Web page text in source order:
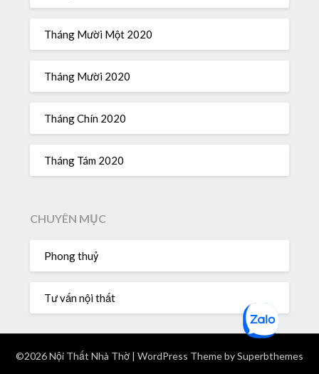
Tháng Mười Một 2020
Tháng Mười 2020
Tháng Chín 2020
Tháng Tám 2020
CHUYÊN MỤC
Phong thuỷ
Tư vấn nội thất
©2026 Nội Thất Nhà Thờ | WordPress Theme bySuperbthemes